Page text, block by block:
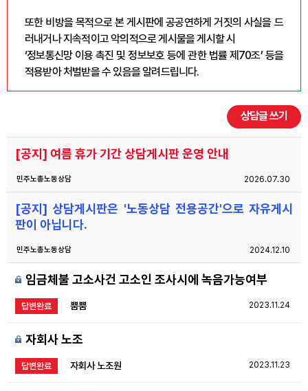
또한 비방을 목적으로 본 게시판에 공공연하게 거짓의 사실을 드
러내거나 지속적이고 악의적으로 게시물을 게시할 시
‘정보통신망 이용 촉진 및 정보보호 등에 관한 법률 제70조’ 등을
적용받아 처벌받을 수 있음을 알려드립니다.
상담글 쓰기
[공지] 여름 휴가 기간 상담게시판 운영 안내
2026.07.30
민주노총노동상담
[공지] 상담게시판은 '노동상담 전용공간'으로 자유게시
판이 아닙니다.
2024.12.10
민주노총노동상담
임금체불 고소사건 고소인 조사시에 녹음가능여부
답변완료 2023.11.24
뿜뿜
자회사 노조
답변완료 2023.11.23
자회사 노조원
바로보기
찾아보기
노동조합 가입 안내
전국 노동상담소 안내
업무